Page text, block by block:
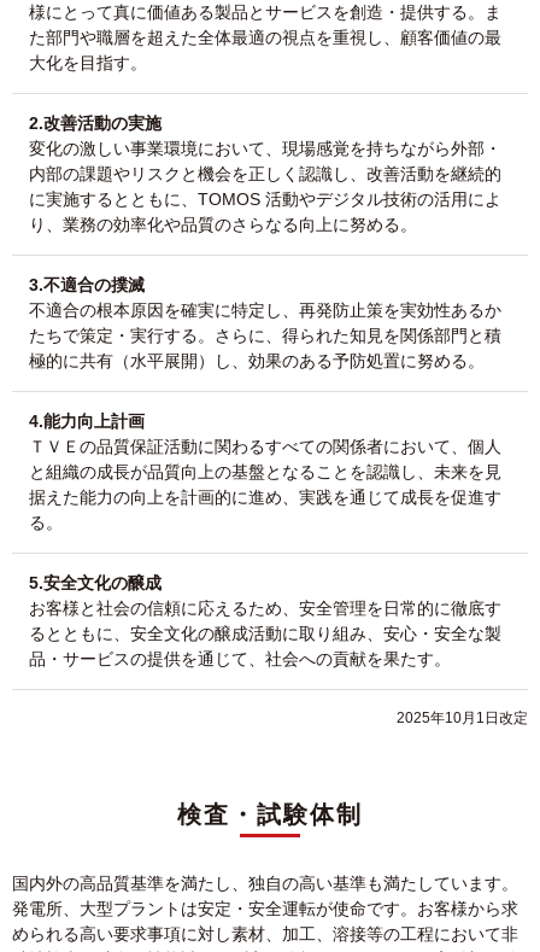
様にとって真に価値ある製品とサービスを創造・提供する。ま
た部門や職層を超えた全体最適の視点を重視し、顧客価値の最
大化を目指す。
2.改善活動の実施
変化の激しい事業環境において、現場感覚を持ちながら外部・
内部の課題やリスクと機会を正しく認識し、改善活動を継続的
に実施するとともに、TOMOS 活動やデジタル技術の活用によ
り、業務の効率化や品質のさらなる向上に努める。
3.不適合の撲滅
不適合の根本原因を確実に特定し、再発防止策を実効性あるか
たちで策定・実行する。さらに、得られた知見を関係部門と積
極的に共有（水平展開）し、効果のある予防処置に努める。
4.能力向上計画
ＴＶＥの品質保証活動に関わるすべての関係者において、個人
と組織の成長が品質向上の基盤となることを認識し、未来を見
据えた能力の向上を計画的に進め、実践を通じて成長を促進す
る。
5.安全文化の醸成
お客様と社会の信頼に応えるため、安全管理を日常的に徹底す
るとともに、安全文化の醸成活動に取り組み、安心・安全な製
品・サービスの提供を通じて、社会への貢献を果たす。
2025年10月1日改定
検査・試験体制
国内外の高品質基準を満たし、独自の高い基準も満たしています。
発電所、大型プラントは安定・安全運転が使命です。お客様から求
められる高い要求事項に対し素材、加工、溶接等の工程において非